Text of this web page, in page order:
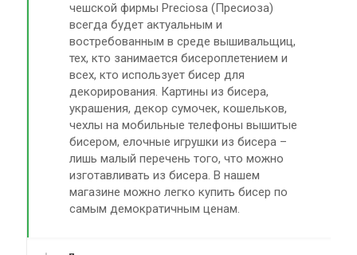
чешской фирмы Preciosa (Пресиоза)
всегда будет актуальным и
востребованным в среде вышивальщиц,
тех, кто занимается бисероплетением и
всех, кто использует бисер для
декорирования. Картины из бисера,
украшения, декор сумочек, кошельков,
чехлы на мобильные телефоны вышитые
бисером, елочные игрушки из бисера –
лишь малый перечень того, что можно
изготавливать из бисера. В нашем
магазине можно легко купить бисер по
самым демократичным ценам.